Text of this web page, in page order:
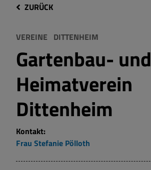
ZURÜCK
VEREINE DITTENHEIM
Gartenbau- und
Heimatverein
Dittenheim
Kontakt:
Frau Stefanie Pölloth